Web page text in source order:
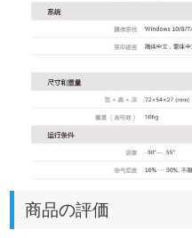
商品の評価